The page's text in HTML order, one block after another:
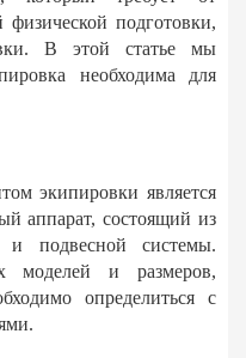
подготовки,
В этой статье мы
необходима для
экипировки является
аппарат, состоящий из
и подвесной системы.
моделей и размеров,
определиться с